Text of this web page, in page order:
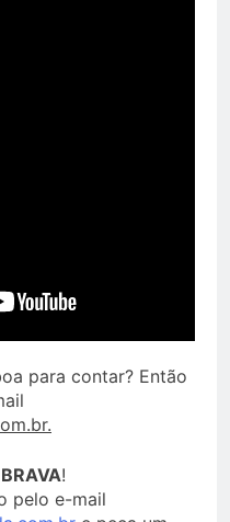
para contar? Então
BRAVA!
pelo e-mail